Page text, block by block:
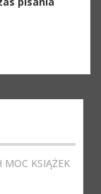
MOC KSIĄŻEK